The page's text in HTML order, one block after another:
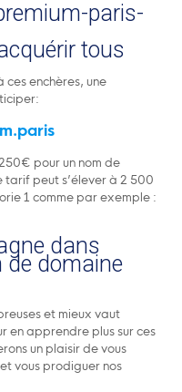
tous
enchères, une
pour un nom de
tarif peut s’élever à 2 500
1 comme par exemple :
dans
de domaine
et mieux vaut
en apprendre plus sur ces
un plaisir de vous
vous prodiguer nos